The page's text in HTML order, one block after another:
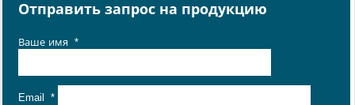
Отправить запрос на продукцию
Ваше имя *
Email *